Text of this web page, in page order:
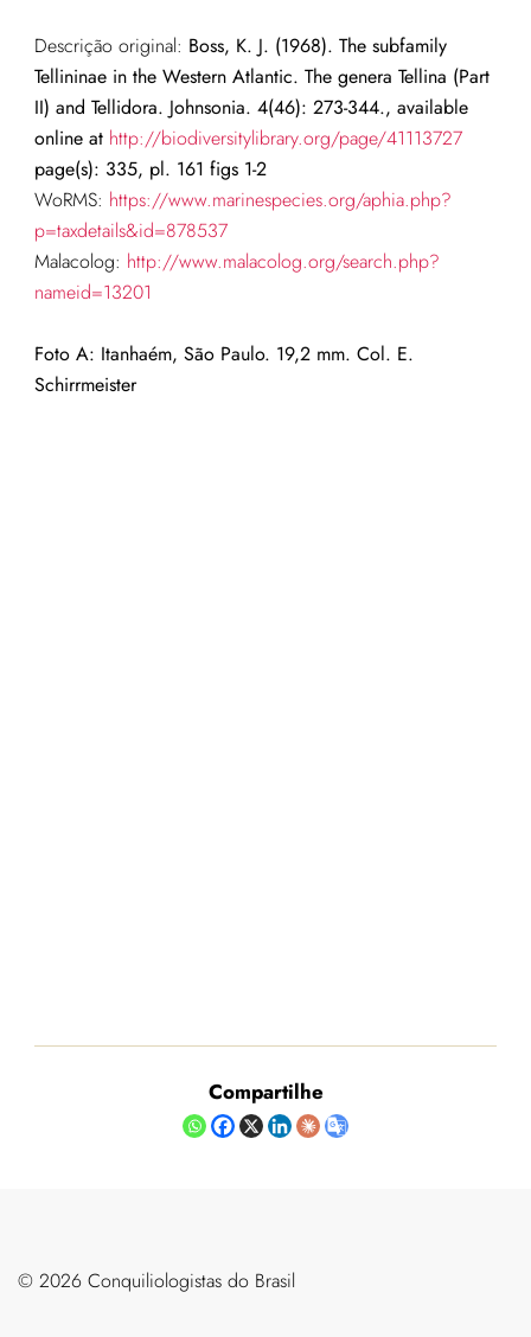
Descrição original: Boss, K. J. (1968). The subfamily
Tellininae in the Western Atlantic. The genera Tellina (Part
II) and Tellidora. Johnsonia. 4(46): 273-344., available
online at http://biodiversitylibrary.org/page/41113727
page(s): 335, pl. 161 figs 1-2
WoRMS: https://www.marinespecies.org/aphia.php?
p=taxdetails&id=878537
Malacolog: http://www.malacolog.org/search.php?
nameid=13201
Foto A: Itanhaém, São Paulo. 19,2 mm. Col. E.
Schirrmeister
Compartilhe
©️ 2026 Conquiliologistas do Brasil